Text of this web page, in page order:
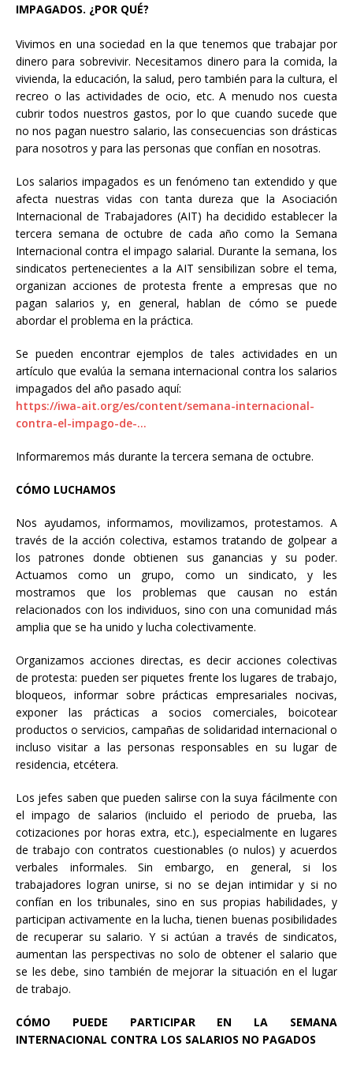
IMPAGADOS. ¿POR QUÉ?
Vivimos en una sociedad en la que tenemos que trabajar por
dinero para sobrevivir. Necesitamos dinero para la comida, la
vivienda, la educación, la salud, pero también para la cultura, el
recreo o las actividades de ocio, etc. A menudo nos cuesta
cubrir todos nuestros gastos, por lo que cuando sucede que
no nos pagan nuestro salario, las consecuencias son drásticas
para nosotros y para las personas que confían en nosotras.
Los salarios impagados es un fenómeno tan extendido y que
afecta nuestras vidas con tanta dureza que la Asociación
Internacional de Trabajadores (AIT) ha decidido establecer la
tercera semana de octubre de cada año como la Semana
Internacional contra el impago salarial. Durante la semana, los
sindicatos pertenecientes a la AIT sensibilizan sobre el tema,
organizan acciones de protesta frente a empresas que no
pagan salarios y, en general, hablan de cómo se puede
abordar el problema en la práctica.
Se pueden encontrar ejemplos de tales actividades en un
artículo que evalúa la semana internacional contra los salarios
impagados del año pasado aquí:
https://iwa-ait.org/es/content/semana-internacional-
contra-el-impago-de-…
Informaremos más durante la tercera semana de octubre.
CÓMO LUCHAMOS
Nos ayudamos, informamos, movilizamos, protestamos. A
través de la acción colectiva, estamos tratando de golpear a
los patrones donde obtienen sus ganancias y su poder.
Actuamos como un grupo, como un sindicato, y les
mostramos que los problemas que causan no están
relacionados con los individuos, sino con una comunidad más
amplia que se ha unido y lucha colectivamente.
Organizamos acciones directas, es decir acciones colectivas
de protesta: pueden ser piquetes frente los lugares de trabajo,
bloqueos, informar sobre prácticas empresariales nocivas,
exponer las prácticas a socios comerciales, boicotear
productos o servicios, campañas de solidaridad internacional o
incluso visitar a las personas responsables en su lugar de
residencia, etcétera.
Los jefes saben que pueden salirse con la suya fácilmente con
el impago de salarios (incluido el periodo de prueba, las
cotizaciones por horas extra, etc.), especialmente en lugares
de trabajo con contratos cuestionables (o nulos) y acuerdos
verbales informales. Sin embargo, en general, si los
trabajadores logran unirse, si no se dejan intimidar y si no
confían en los tribunales, sino en sus propias habilidades, y
participan activamente en la lucha, tienen buenas posibilidades
de recuperar su salario. Y si actúan a través de sindicatos,
aumentan las perspectivas no solo de obtener el salario que
se les debe, sino también de mejorar la situación en el lugar
de trabajo.
CÓMO PUEDE PARTICIPAR EN LA SEMANA
INTERNACIONAL CONTRA LOS SALARIOS NO PAGADOS